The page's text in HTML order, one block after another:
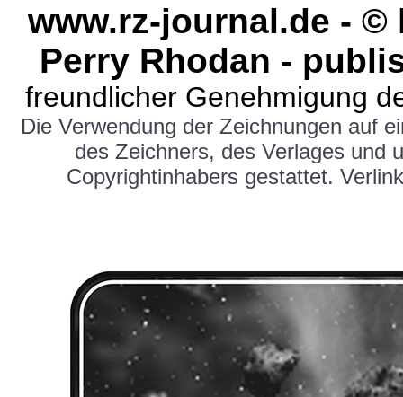
www.rz-journal.de -
Perry Rhodan -
freundlicher Genehmigung
Die Verwendung der Zeichnungen auf
des Zeichners, des Verlages und
Copyrightinhabers gestattet.